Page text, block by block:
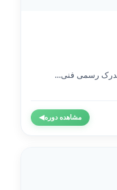
مدرک رسمی فنی...
مشاهده دوره◀